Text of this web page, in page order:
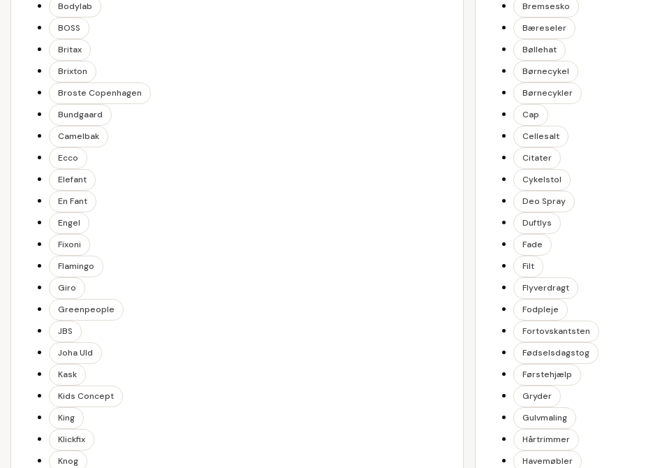
Bodylab
BOSS
Britax
Brixton
Broste Copenhagen
Bundgaard
Camelbak
Ecco
Elefant
En Fant
Engel
Fixoni
Flamingo
Giro
Greenpeople
JBS
Joha Uld
Kask
Kids Concept
King
Klickfix
Knog
Bremsesko
Bæreseler
Bøllehat
Børnecykel
Børnecykler
Cap
Cellesalt
Citater
Cykelstol
Deo Spray
Duftlys
Fade
Filt
Flyverdragt
Fodpleje
Fortovskantsten
Fødselsdagstog
Førstehjælp
Gryder
Gulvmaling
Hårtrimmer
Havemøbler